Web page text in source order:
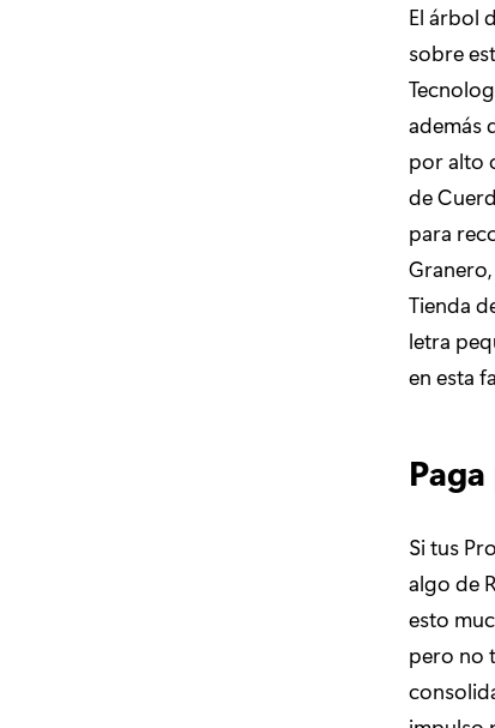
El árbol
sobre
además
por alto
de
para
Tienda
letra
en esta
Si tus
algo de
esto
pero no